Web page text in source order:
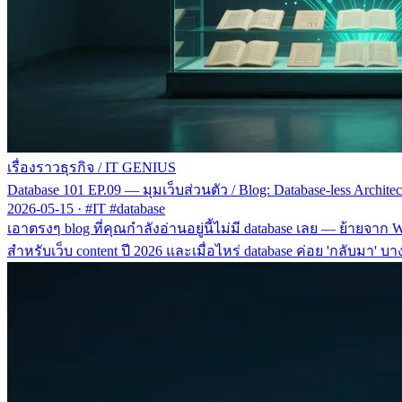
เรื่องราวธุรกิจ / IT GENIUS
Database 101 EP.09 — มุมเว็บส่วนตัว / Blog: Database-less
2026-05-15 · #IT #database
เอาตรงๆ blog ที่คุณกำลังอ่านอยู่นี้ไม่มี database เลย — ย้ายจาก
สำหรับเว็บ content ปี 2026 และเมื่อไหร่ database ค่อย 'กลับมา' บ